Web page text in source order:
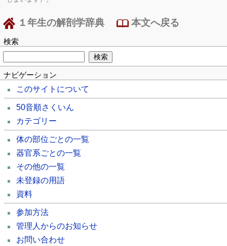
１年生の解剖学辞典 本文へ戻る
検索
ナビゲーション
このサイトについて
50音順さくいん
カテゴリー
体の部位ごとの一覧
器官系ごとの一覧
その他の一覧
未登録の用語
資料
参加方法
管理人からのお知らせ
お問い合わせ